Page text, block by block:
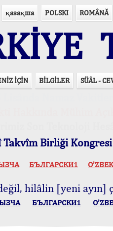
қазақша POLSKI ROMÂNĂ
İÇİN BİLGİLER SÜÂL -
Birliği
БЪЛГАРСКИ1
hilâlin [yeni ayın]
БЪЛГАРСКИ1